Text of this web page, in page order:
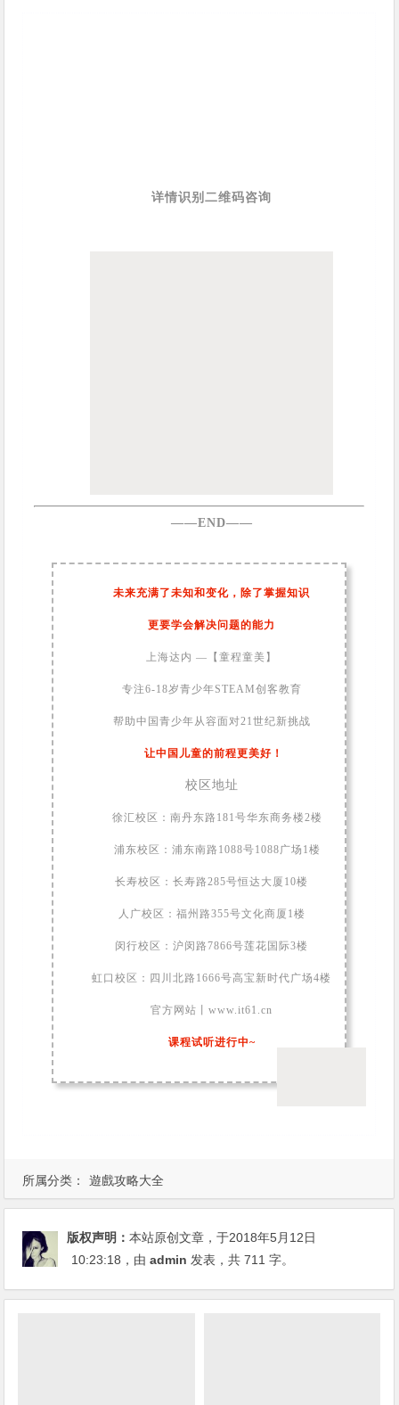
所属分类： 遊戲攻略大全
详情识别二维码咨询
——END——
未来充满了未知和变化，除了掌握知识
更要学会解决问题的能力
上海达内 —【童程童美】
专注6-18岁青少年STEAM创客教育
帮助中国青少年从容面对21世纪新挑战
让中国儿童的前程更美好！
校区地址
徐汇校区：南丹东路181号华东商务楼2楼
浦东校区：浦东南路1088号1088广场1楼
长寿校区：长寿路285号恒达大厦10楼
人广校区：福州路355号文化商厦1楼
闵行校区：沪闵路7866号莲花国际3楼
虹口校区：四川北路1666号高宝新时代广场4楼
官方网站丨www.it61.cn
课程试听进行中~
版权声明：本站原创文章，于2018年5月12日
10:23:18 ，由admin 发表，共 711 字。